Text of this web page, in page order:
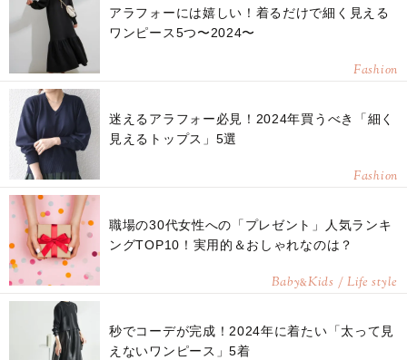
アラフォーには嬉しい！着るだけで細く見える
ワンピース5つ〜2024〜
Fashion
迷えるアラフォー必見！2024年買うべき「細く
見えるトップス」5選
Fashion
職場の30代女性への「プレゼント」人気ランキ
ングTOP10！実用的＆おしゃれなのは？
Baby&Kids / Life style
秒でコーデが完成！2024年に着たい「太って見
えないワンピース」5着